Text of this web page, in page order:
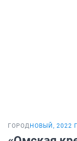
ГОРОД НОВЫЙ, 2022